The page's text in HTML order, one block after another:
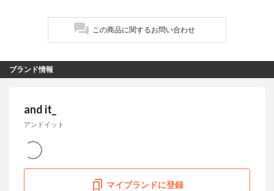
この商品に関するお問い合わせ
ブランド情報
and it_
アンドイット
マイブランドに登録